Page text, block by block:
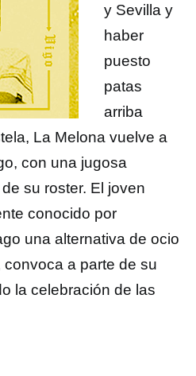
y Sevilla y
haber
puesto
patas
arriba
La Melona vuelve a
con una jugosa
su roster. El joven
conocido por
una alternativa de ocio
a parte de su
la celebración de las